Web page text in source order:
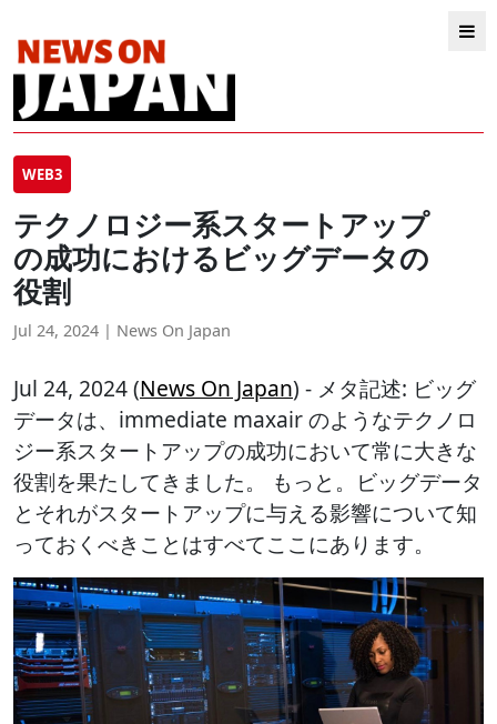
WEB3
テクノロジー系スタートアップ
の成功におけるビッグデータの
役割
Jul 24, 2024 | News On Japan
Jul 24, 2024 (News On Japan) - メタ記述: ビッグ
データは、immediate maxair のようなテクノロ
ジー系スタートアップの成功において常に大きな
役割を果たしてきました。 もっと。ビッグデータ
とそれがスタートアップに与える影響について知
っておくべきことはすべてここにあります。